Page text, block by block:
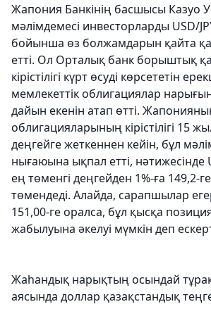
Жапония Банкінің басшысы Казуо
мәлімдемесі инвесторларды USD/
бойынша өз болжамдарын қайта
етті. Ол Орталық банк борыштық
кірістілігі күрт өсуді көрсететін
мемлекеттік облигациялар
дайын екенін атап өтті.
облигацияларының кірістілігі 15
деңгейге жеткеннен кейін, бұл
нығаюына ықпал етті, нәтижесінде
ең төменгі деңгейден 1%-ға 149,2-
төмендеді. Алайда, сарапшылар
151,00-ге оралса, бұл қысқа
жабылуына әкелуі мүмкін деп
Жаһандық нарықтың осындай
аясында доллар қазақстандық